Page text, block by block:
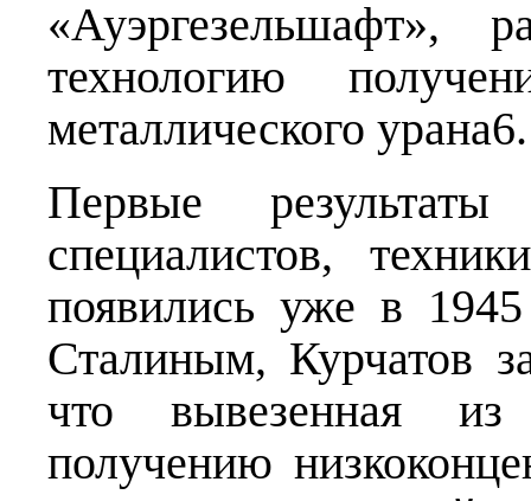
«Ауэргезельшафт»,
технологию
металлического урана6.
Первые результаты
специалистов,
появились уже в
Сталиным, Курчатов
что вывезенная
получению